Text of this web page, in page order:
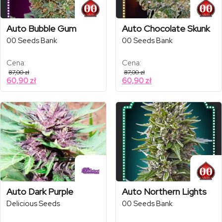
Auto Bubble Gum
00 Seeds Bank
Cena:
87,00zł
60,90 zł
Auto Chocolate Skunk
00 Seeds Bank
Cena:
87,00zł
60,90 zł
Auto Dark Purple
Delicious Seeds
Auto Northern Lights
00 Seeds Bank